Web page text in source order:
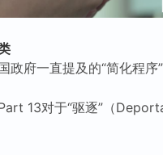
政府一直提及的“简化程序
13对于“驱逐”（